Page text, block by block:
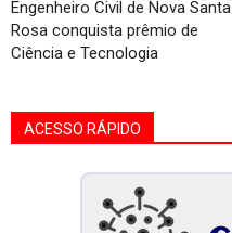
Engenheiro Civil de Nova Santa
Rosa conquista prêmio de
Ciência e Tecnologia
ACESSO RÁPIDO